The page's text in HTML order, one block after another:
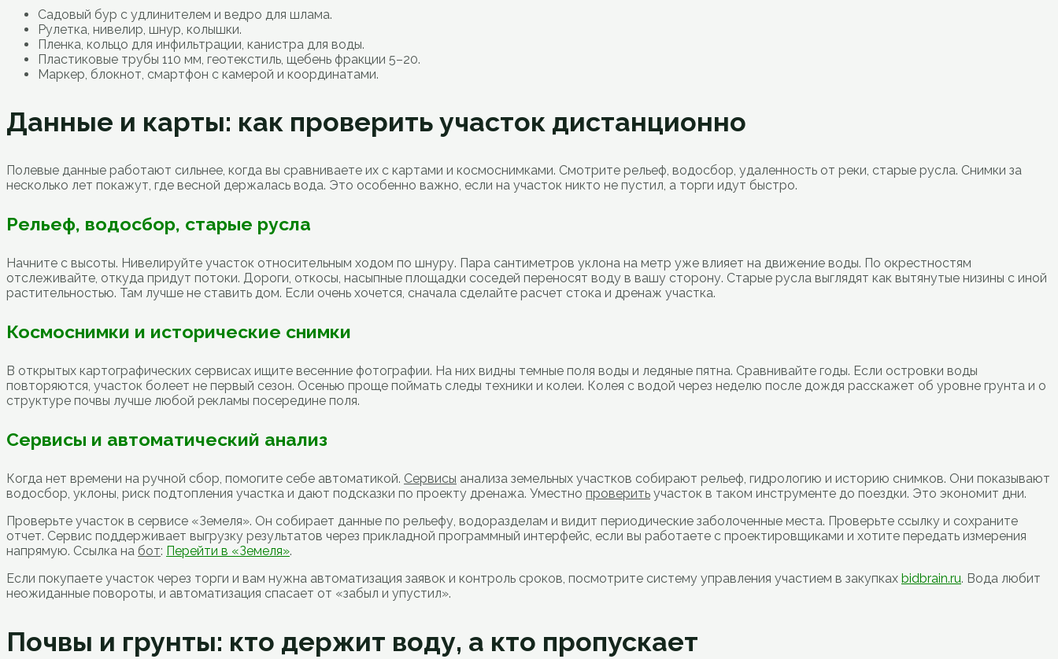
Садовый бур с удлинителем и ведро для шлама.
Рулетка, нивелир, шнур, колышки.
Пленка, кольцо для инфильтрации, канистра для воды.
Пластиковые трубы 110 мм, геотекстиль, щебень фракции 5–20.
Маркер, блокнот, смартфон с камерой и координатами.
Данные и карты: как проверить участок дистанционно
Полевые данные работают сильнее, когда вы сравниваете их с картами и космоснимками. Смотрите рельеф, водосбор, удаленность от реки, старые русла. Снимки за
несколько лет покажут, где весной держалась вода. Это особенно важно, если на участок никто не пустил, а торги идут быстро.
Рельеф, водосбор, старые русла
Начните с высоты. Нивелируйте участок относительным ходом по шнуру. Пара сантиметров уклона на метр уже влияет на движение воды. По окрестностям
отслеживайте, откуда придут потоки. Дороги, откосы, насыпные площадки соседей переносят воду в вашу сторону. Старые русла выглядят как вытянутые низины с иной
растительностью. Там лучше не ставить дом. Если очень хочется, сначала сделайте расчет стока и дренаж участка.
Космоснимки и исторические снимки
В открытых картографических сервисах ищите весенние фотографии. На них видны темные поля воды и ледяные пятна. Сравнивайте годы. Если островки воды
повторяются, участок болеет не первый сезон. Осенью проще поймать следы техники и колеи. Колея с водой через неделю после дождя расскажет об уровне грунта и о
структуре почвы лучше любой рекламы посередине поля.
Сервисы и автоматический анализ
Когда нет времени на ручной сбор, помогите себе автоматикой. Сервисы анализа земельных участков собирают рельеф, гидрологию и историю снимков. Они показывают
водосбор, уклоны, риск подтопления участка и дают подсказки по проекту дренажа. Уместно проверить участок в таком инструменте до поездки. Это экономит дни.
Проверьте участок в сервисе «Земеля». Он собирает данные по рельефу, водоразделам и видит периодические заболоченные места. Проверьте ссылку и сохраните
отчет. Сервис поддерживает выгрузку результатов через прикладной программный интерфейс, если вы работаете с проектировщиками и хотите передать измерения
напрямую. Ссылка на бот: Перейти в «Земеля».
Если покупаете участок через торги и вам нужна автоматизация заявок и контроль сроков, посмотрите систему управления участием в закупках bidbrain.ru. Вода любит
неожиданные повороты, и автоматизация спасает от «забыл и упустил».
Почвы и грунты: кто держит воду, а кто пропускает